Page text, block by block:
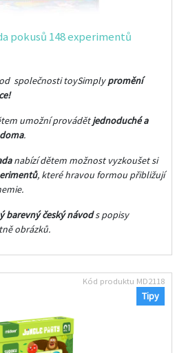
pokusů 148 experimentů
společnosti toySimplypromění
umožní provádětjednoduché a
.
nabízí dětem možnost vyzkoušet si
, které hravou formou přibližují
barevný český návods popisy
obrázků.
Tipy
Kód produktu MD2118